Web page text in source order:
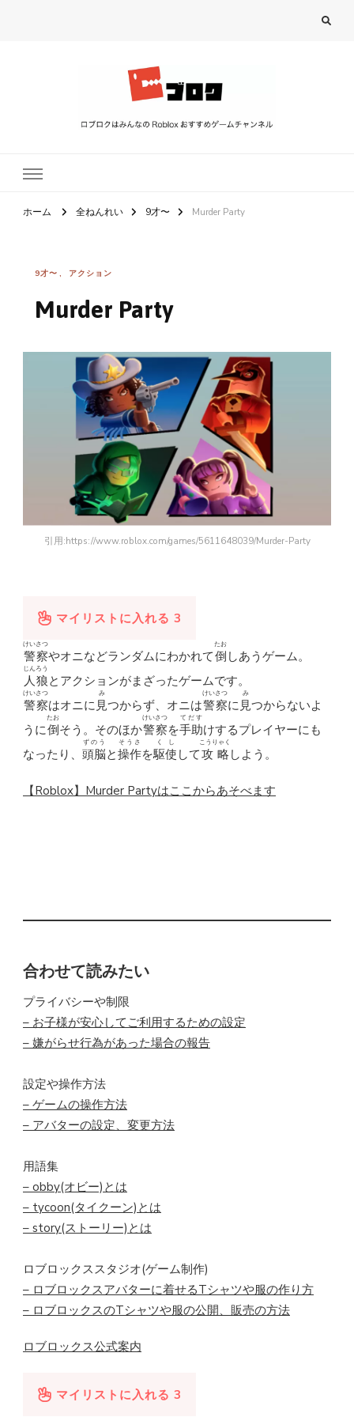
ホーム 全ねんれい 9才〜 Murder Party
9才〜 アクション
Murder Party
引用:https://www.roblox.com/games/5611648039/Murder-Party
マイリストに入れる 3
警察
けいさつ
やオニなどランダムにわかれて倒
たお
しあうゲーム。
人狼
じんろう
とアクションがまざったゲームです。
警察
けいさつ
はオニに見
み
つからず、オニは警察
けいさつ
に見
み
つからないよ
うに倒
たお
そう。そのほか警察
けいさつ
を手助
てだす
けするプレイヤーにも
なったり、 頭脳
ずのう
と操作
そうさ
を駆使
くし
して攻略
こうりゃく
しよう。
【Roblox】Murder Partyはここからあそべます
合わせて読みたい
プライバシーや制限
– お子様が安心してご利用するための設定
– 嫌がらせ行為があった場合の報告
設定や操作方法
– ゲームの操作方法
– アバターの設定、変更方法
用語集
– obby(オビー)とは
– tycoon(タイクーン)とは
– story(ストーリー)とは
ロブロックススタジオ(ゲーム制作)
– ロブロックスアバターに着せるTシャツや服の作り方
– ロブロックスのTシャツや服の公開、販売の方法
ロブロックス公式案内
マイリストに入れる 3